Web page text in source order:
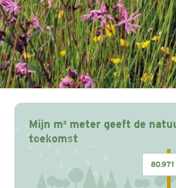
Mijn m² meter geeft de
toekomst
80.971